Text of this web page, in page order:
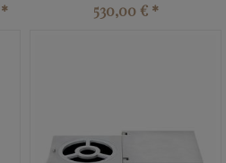
* 530,00 € *